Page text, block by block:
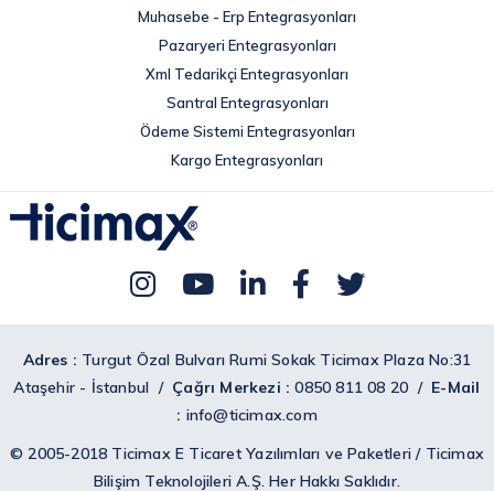
Muhasebe - Erp Entegrasyonları
Pazaryeri Entegrasyonları
Xml Tedarikçi Entegrasyonları
Santral Entegrasyonları
Ödeme Sistemi Entegrasyonları
Kargo Entegrasyonları
Adres : Turgut Özal Bulvarı Rumi Sokak Ticimax Plaza No:31
Ataşehir - İstanbul / Çağrı Merkezi : 0850 811 08 20 / E-Mail
: info@ticimax.com
© 2005-2018 TicimaxE TicaretYazılımları ve Paketleri / Ticimax
Bilişim Teknolojileri A.Ş. Her Hakkı Saklıdır.